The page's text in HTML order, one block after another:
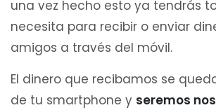
una vez hecho esto ya tendrás
necesita para recibir o enviar
amigos a través del móvil.
El dinero que recibamos se
de tu smartphone y seremos